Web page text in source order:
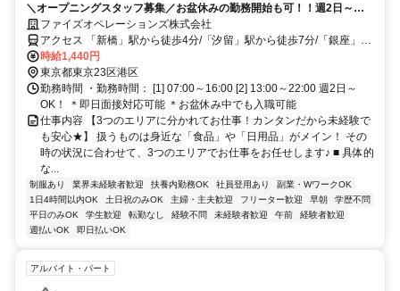
＼オープニングスタッフ募集／お盆休みの勤務開始も可！！週2日～
OK！未経験OK！”早く働きたい！”方必見★
ファイズオペレーションズ株式会社
アクセス 「新橋」駅から徒歩4分/「汐留」駅から徒歩7分/「銀座」駅
から徒歩12分
時給1,440円
東京都東京23区港区
勤務時間 ・勤務時間： [1] 07:00～16:00 [2] 13:00～22:00 週2日～
OK！ ＊即日面接対応可能 ＊お盆休み中でも入職可能
仕事内容 【3つのエリアに分かれてお仕事！カンタンだから未経験で
も安心★】 扱うものは身近な「食品」や「日用品」がメイン！ その
時の状況に合わせて、3つのエリアでお仕事をお任せします♪ ■ 具体的
な...
制服あり 業界未経験者歓迎 扶養内勤務OK 社員登用あり
副業・WワークOK
1日4時間以内OK
土日祝のみOK 主婦・主夫歓迎 フリーター歓迎 早朝
学歴不問
平日のみOK
学生歓迎 転勤なし 経験不問 未経験者歓迎 午前
経験者歓迎
週払いOK
即日払いOK
アルバイト・パート